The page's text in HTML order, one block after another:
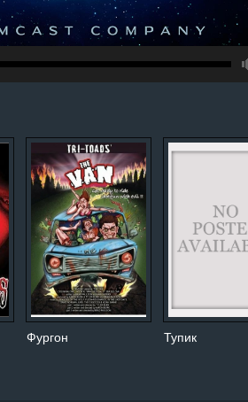
Фургон Тупик